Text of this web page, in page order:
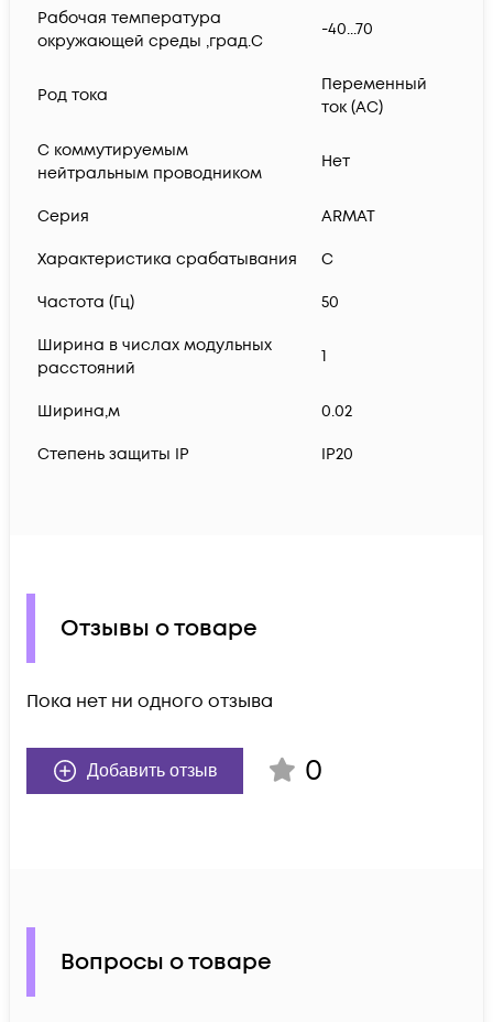
Рабочая температура
окружающей среды ,град.C
-40...70
Род тока
Переменный
ток (AC)
С коммутируемым
нейтральным проводником
Нет
Серия ARMAT
Характеристика срабатывания C
Частота (Гц) 50
Ширина в числах модульных
расстояний
1
Ширина,м 0.02
Степень защиты IP IP20
Отзывы о товаре
Пока нет ни одного отзыва
Добавить отзыв 0
Вопросы о товаре